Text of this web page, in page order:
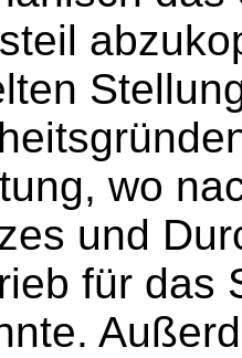
wo
und
für das